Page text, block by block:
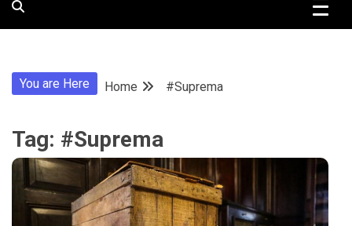
You are Here Home #Suprema
Tag: #Suprema